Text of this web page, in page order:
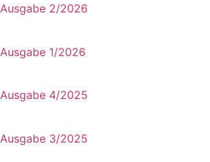
Ausgabe 2/2026
Ausgabe 1/2026
Ausgabe 4/2025
Ausgabe 3/2025